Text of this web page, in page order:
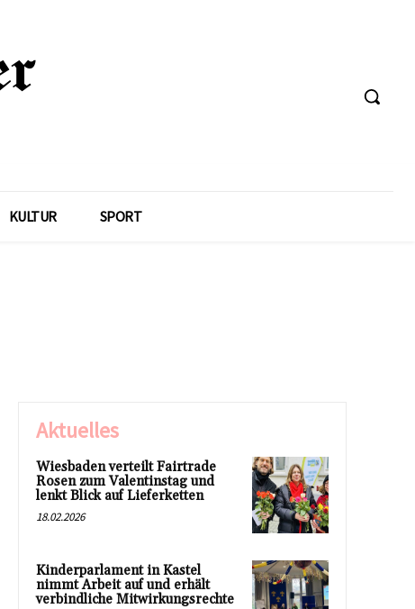
KULTUR SPORT
Aktuelles
Wiesbaden verteilt Fairtrade
Rosen zum Valentinstag und
lenkt Blick auf Lieferketten
18.02.2026
Kinderparlament in Kastel
nimmt Arbeit auf und erhält
verbindliche Mitwirkungsrechte